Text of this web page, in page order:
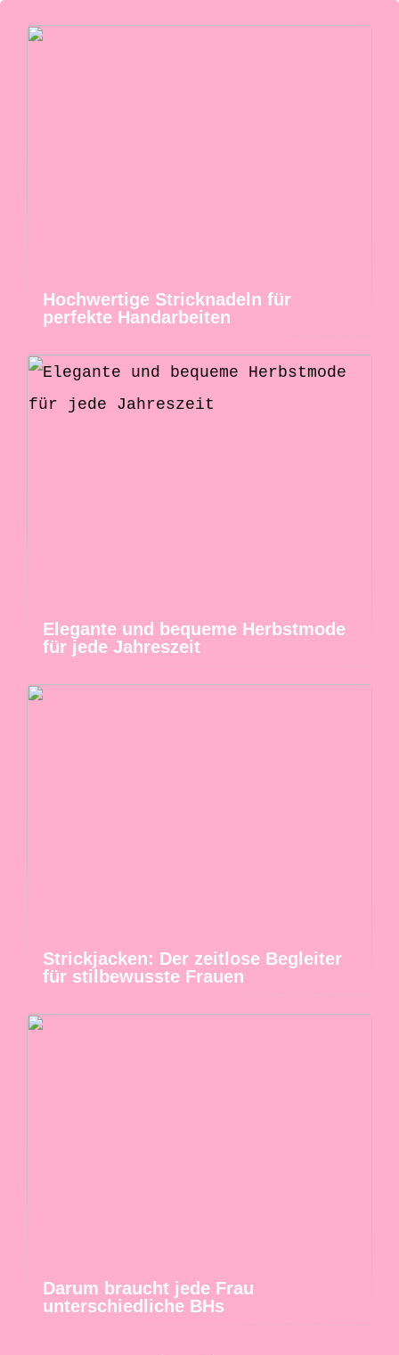
Hochwertige Stricknadeln für
perfekte Handarbeiten
Elegante und bequeme Herbstmode
für jede Jahreszeit
Strickjacken: Der zeitlose Begleiter
für stilbewusste Frauen
Darum braucht jede Frau
unterschiedliche BHs